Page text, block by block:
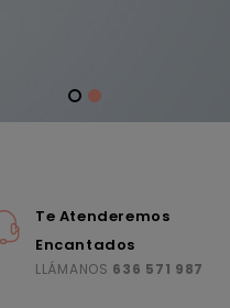
Te Atenderemos
Encantados
LLÁMANOS 636 571 987